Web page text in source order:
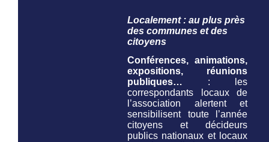
Localement : au plus près
des communes et des
citoyens
Conférences, animations,
expositions, réunions
publiques… : les
correspondants locaux de
l’association alertent et
sensibilisent toute l’année
citoyens et décideurs
publics nationaux et locaux